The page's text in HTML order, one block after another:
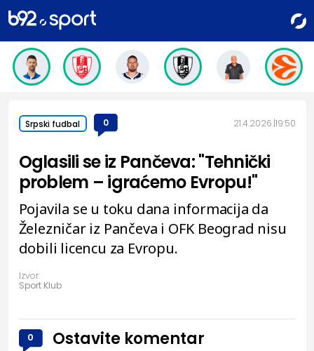
Srpski fudbal 0 21.4.2026. 19:50
Oglasili se iz Pančeva: "Tehnički
problem – igraćemo Evropu!"
Pojavila se u toku dana informacija da
Železničar iz Pančeva i OFK Beograd nisu
dobili licencu za Evropu.
Izvor:
Sport Klub
0 Ostavite komentar